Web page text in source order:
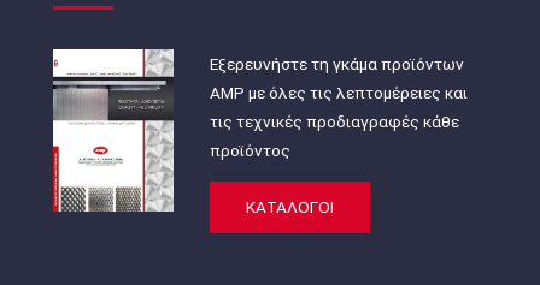
Εξερευνήστε τη γκάμα προϊόντων
AMP με όλες τις λεπτομέρειες και
τις τεχνικές προδιαγραφές κάθε
προϊόντος
ΚΑΤΑΛΟΓΟΙ